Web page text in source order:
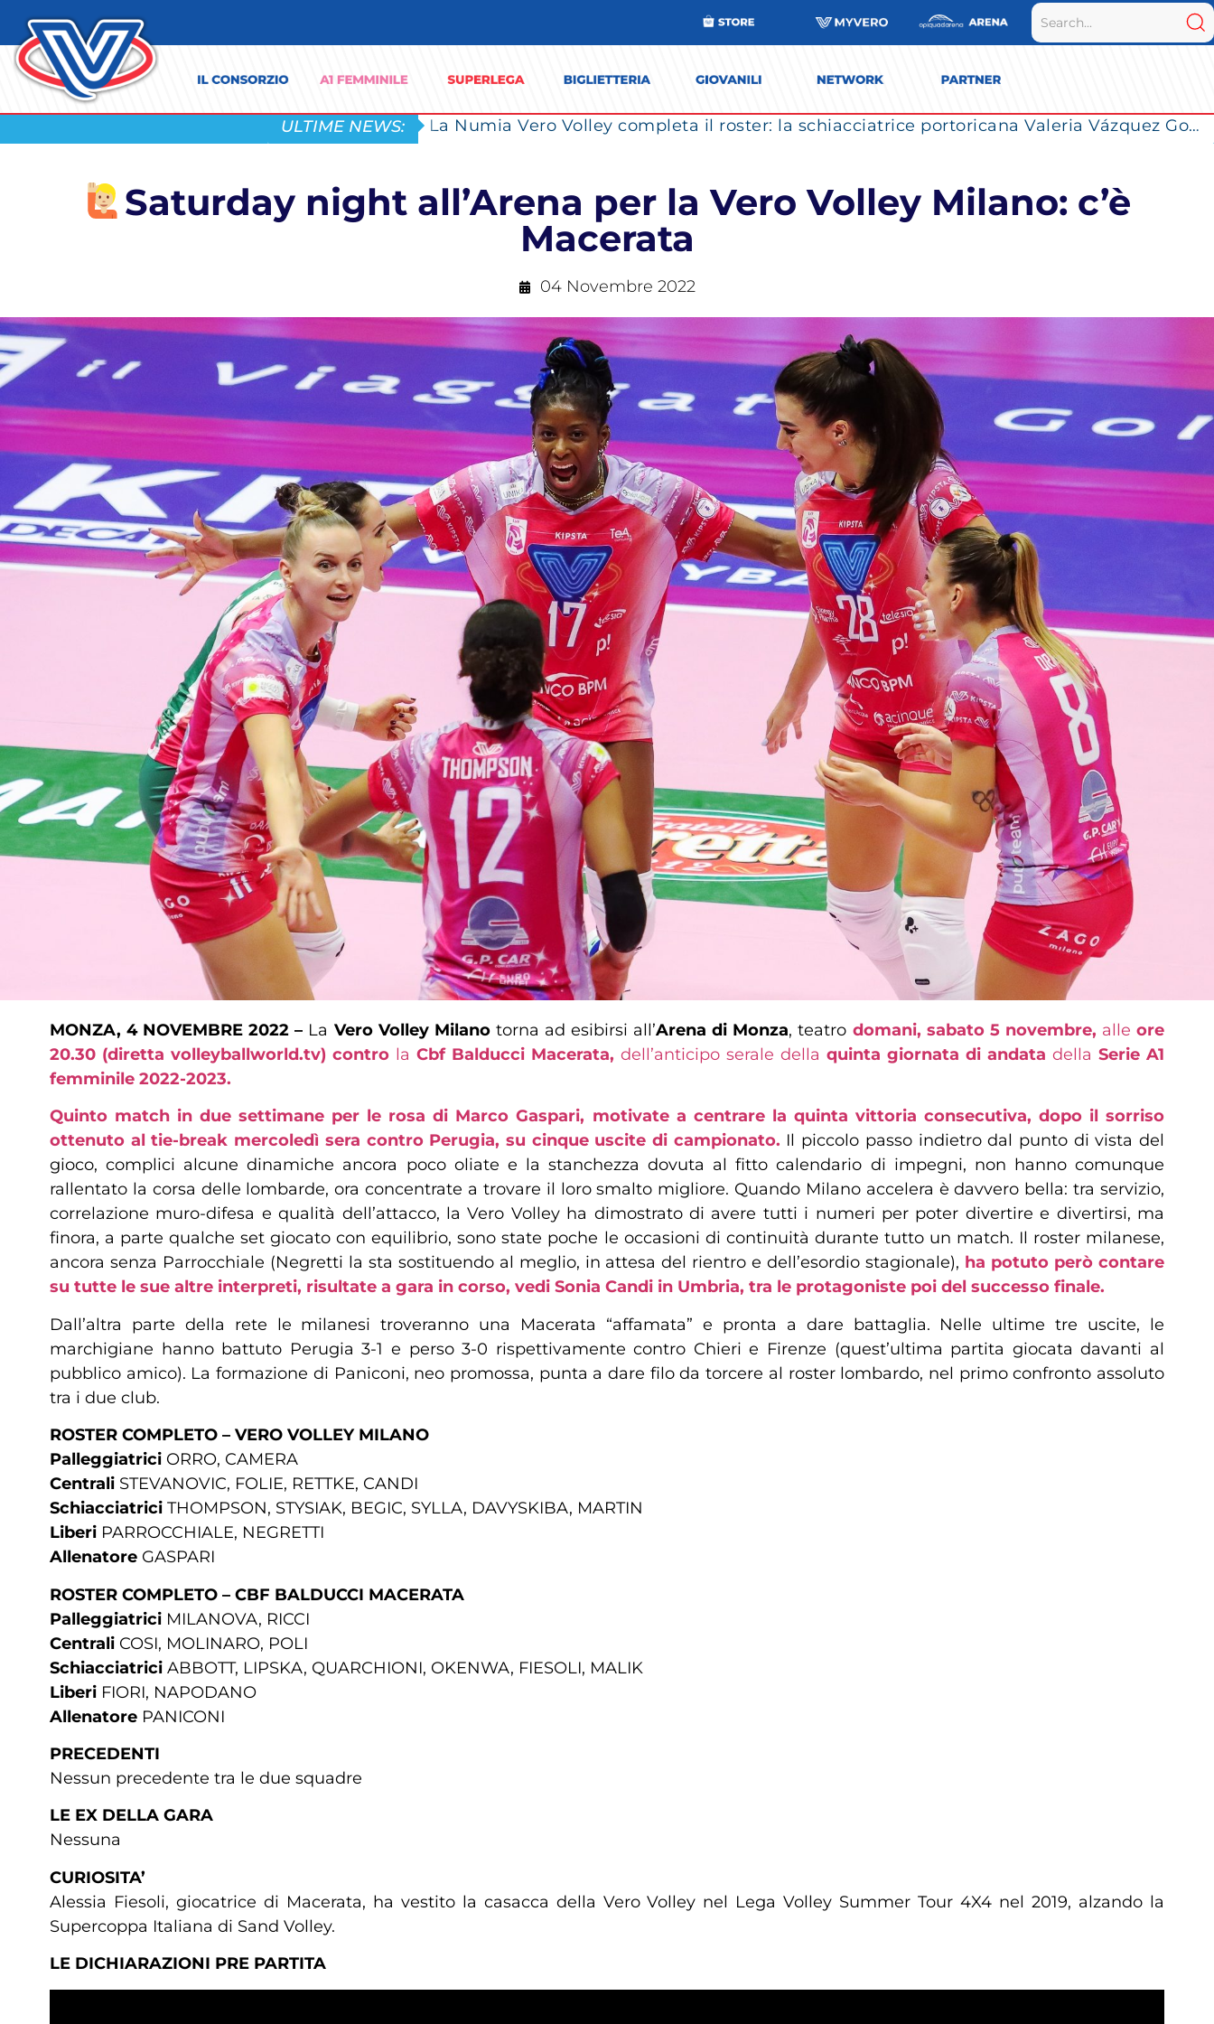
ULTIME NEWS: La Numia Vero Volley completa il roster: la schiacciatrice portoricana Valeria Vázquez Gomez è l’ultimo innesto di Milano per la stagione 2026/2027
Saturday night all’Arena per la Vero Volley Milano: c’è
Macerata
04 Novembre 2022
MONZA, 4 NOVEMBRE 2022 – La Vero Volley Milano torna ad esibirsi all’Arena di Monza, teatro domani, sabato 5 novembre, alleore
20.30 (diretta volleyballworld.tv) contro la Cbf Balducci Macerata, dell’anticipo serale della quinta giornata di andata della Serie A1
femminile 2022-2023.
Quinto match in due settimane per le rosa di Marco Gaspari, motivate a centrare la quinta vittoria consecutiva, dopo il sorriso
ottenuto al tie-break mercoledì sera contro Perugia, su cinque uscite di campionato. Il piccolo passo indietro dal punto di vista del
gioco, complici alcune dinamiche ancora poco oliate e la stanchezza dovuta al fitto calendario di impegni, non hanno comunque
rallentato la corsa delle lombarde, ora concentrate a trovare il loro smalto migliore. Quando Milano accelera è davvero bella: tra servizio,
correlazione muro-difesa e qualità dell’attacco, la Vero Volley ha dimostrato di avere tutti i numeri per poter divertire e divertirsi, ma
finora, a parte qualche set giocato con equilibrio, sono state poche le occasioni di continuità durante tutto un match. Il roster milanese,
ancora senza Parrocchiale (Negretti la sta sostituendo al meglio, in attesa del rientro e dell’esordio stagionale), ha potuto però contare
su tutte le sue altre interpreti, risultate a gara in corso, vedi Sonia Candi in Umbria, tra le protagoniste poi del successo finale.
Dall’altra parte della rete le milanesi troveranno una Macerata “affamata” e pronta a dare battaglia. Nelle ultime tre uscite, le
marchigiane hanno battuto Perugia 3-1 e perso 3-0 rispettivamente contro Chieri e Firenze (quest’ultima partita giocata davanti al
pubblico amico). La formazione di Paniconi, neo promossa, punta a dare filo da torcere al roster lombardo, nel primo confronto assoluto
tra i due club.
ROSTER COMPLETO – VERO VOLLEY MILANO
Palleggiatrici ORRO, CAMERA
Centrali STEVANOVIC, FOLIE, RETTKE, CANDI
Schiacciatrici THOMPSON, STYSIAK, BEGIC, SYLLA, DAVYSKIBA, MARTIN
Liberi PARROCCHIALE, NEGRETTI
Allenatore GASPARI
ROSTER COMPLETO – CBF BALDUCCI MACERATA
Palleggiatrici MILANOVA, RICCI
Centrali COSI, MOLINARO, POLI
Schiacciatrici ABBOTT, LIPSKA, QUARCHIONI, OKENWA, FIESOLI, MALIK
Liberi FIORI, NAPODANO
Allenatore PANICONI
PRECEDENTI
Nessun precedente tra le due squadre
LE EX DELLA GARA
Nessuna
CURIOSITA’
Alessia Fiesoli, giocatrice di Macerata, ha vestito la casacca della Vero Volley nel Lega Volley Summer Tour 4X4 nel 2019, alzando la
Supercoppa Italiana di Sand Volley.
LE DICHIARAZIONI PRE PARTITA